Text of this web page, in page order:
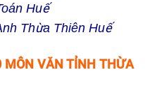
Huế
Thừa Thiên Huế
MÔN VĂN TỈNH THỪA